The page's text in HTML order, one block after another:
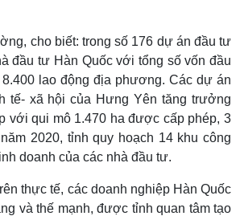
Nghệ sĩ
Thời trang
Sao Việt
Tư vấn
Săn Tour
check-in
cho biết: trong số 176 dự án đầu tư
đầu tư Hàn Quốc với tổng số vốn đầu
lao động địa phương. Các dự án
tế- xã hội của Hưng Yên tăng trưởng
với qui mô 1.470 ha được cấp phép, 3
2020, tỉnh quy hoạch 14 khu công
doanh của các nhà đầu tư.
thực tế, các doanh nghiệp Hàn Quốc
và thế mạnh, được tỉnh quan tâm tạo